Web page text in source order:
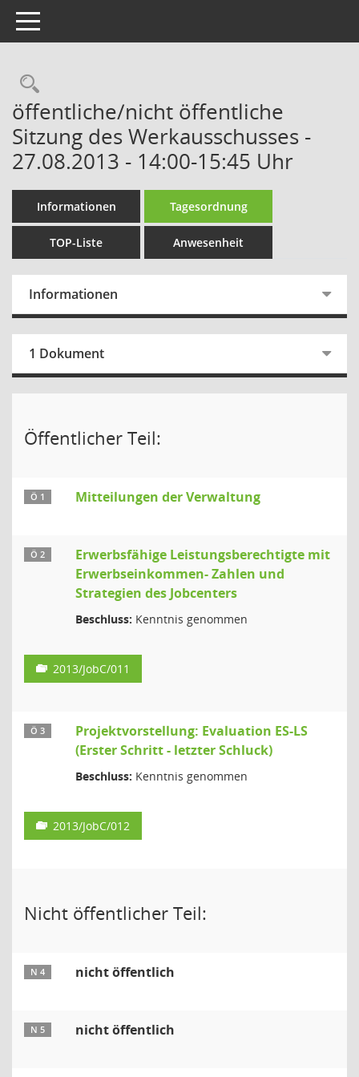
Toggle navigation
Rechercheauswahl
öffentliche/nicht öffentliche
Sitzung des Werkausschusses -
27.08.2013 - 14:00-15:45 Uhr
Informationen Tagesordnung
TOP-Liste Anwesenheit
Informationen
1 Dokument
Öffentlicher Teil:
Ö 1 Mitteilungen der Verwaltung
Ö 2
Erwerbsfähige Leistungsberechtigte mit
Erwerbseinkommen- Zahlen und
Strategien des Jobcenters
Beschluss: Kenntnis genommen
2013/JobC/011
Ö 3
Projektvorstellung: Evaluation ES-LS
(Erster Schritt - letzter Schluck)
Beschluss: Kenntnis genommen
2013/JobC/012
Nicht öffentlicher Teil:
N 4 nicht öffentlich
N 5 nicht öffentlich